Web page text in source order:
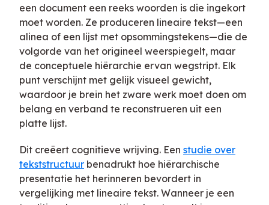
een document een reeks woorden is die ingekort
moet worden. Ze produceren lineaire tekst—een
alinea of een lijst met opsommingstekens—die de
volgorde van het origineel weerspiegelt, maar
de conceptuele hiërarchie ervan wegstript. Elk
punt verschijnt met gelijk visueel gewicht,
waardoor je brein het zware werk moet doen om
belang en verband te reconstrueren uit een
platte lijst.
Dit creëert cognitieve wrijving. Een studie over
tekststructuur benadrukt hoe hiërarchische
presentatie het herinneren bevordert in
vergelijking met lineaire tekst. Wanneer je een